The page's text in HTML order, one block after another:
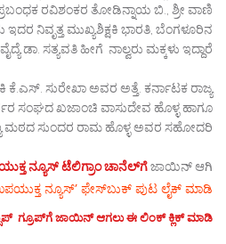
ರವಿಶಂಕರ ತೋಡಿನ್ನಾಯ ಬಿ., ಶ್ರೀ ವಾಣಿ
ನಿವೃತ್ತ ಮುಖ್ಯಶಿಕ್ಷಕಿ ಭಾರತಿ, ಬೆಂಗಳೂರಿನ
ವೈದ್ಯೆ ಡಾ. ಸತ್ಯವತಿ ಹೀಗೆ ನಾಲ್ವರು ಮಕ್ಕಳು ಇದ್ದಾರೆ.
ಕೆ.ಎಸ್. ಸುರೇಖಾ ಅವರ ಅತ್ತೆ. ಕರ್ನಾಟಕ ರಾಜ್ಯ
ಸಂಘದ ಖಜಾಂಚಿ ವಾಸುದೇವ ಹೊಳ್ಳ ಹಾಗೂ
ಮಠದ ಸುಂದರ ರಾಮ ಹೊಳ್ಳ ಅವರ ಸಹೋದರಿ.
ನ್ಯೂಸ್‌ ಟೆಲಿಗ್ರಾಂ ಚಾನೆಲ್‌ಗೆ ಜಾಯಿನ್‌ ಆಗಿ
ನ್ಯೂಸ್‌’ ಫೇಸ್‌ಬುಕ್ ಪುಟ ಲೈಕ್ ಮಾಡಿ
ಗ್ರೂಪ್‌ಗೆ ಜಾಯಿನ್ ಆಗಲು ಈ ಲಿಂಕ್ ಕ್ಲಿಕ್ ಮಾಡಿ